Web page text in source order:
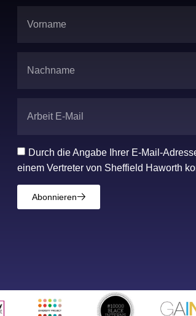
Durch die Angabe Ihrer E-Mail-
einem Vertreter von Sheffield Haworth
Abonnieren